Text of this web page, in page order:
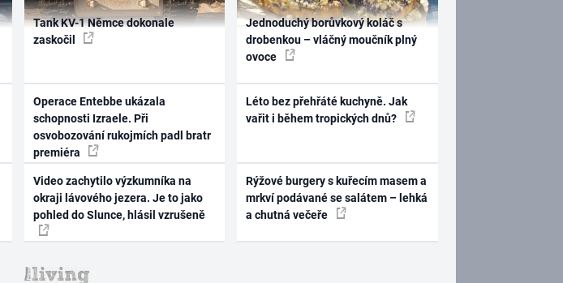
Tank KV-1 Němce dokonale
zaskočil
Operace Entebbe ukázala
schopnosti Izraele. Při
osvobozování rukojmích padl bratr
premiéra
Video zachytilo výzkumníka na
okraji lávového jezera. Je to jako
pohled do Slunce, hlásil vzrušeně
Jednoduchý borůvkový koláč s
drobenkou – vláčný moučník plný
ovoce
Léto bez přehřáté kuchyně. Jak
vařit i během tropických dnů?
Rýžové burgery s kuřecím masem a
mrkví podávané se salátem – lehká
a chutná večeře